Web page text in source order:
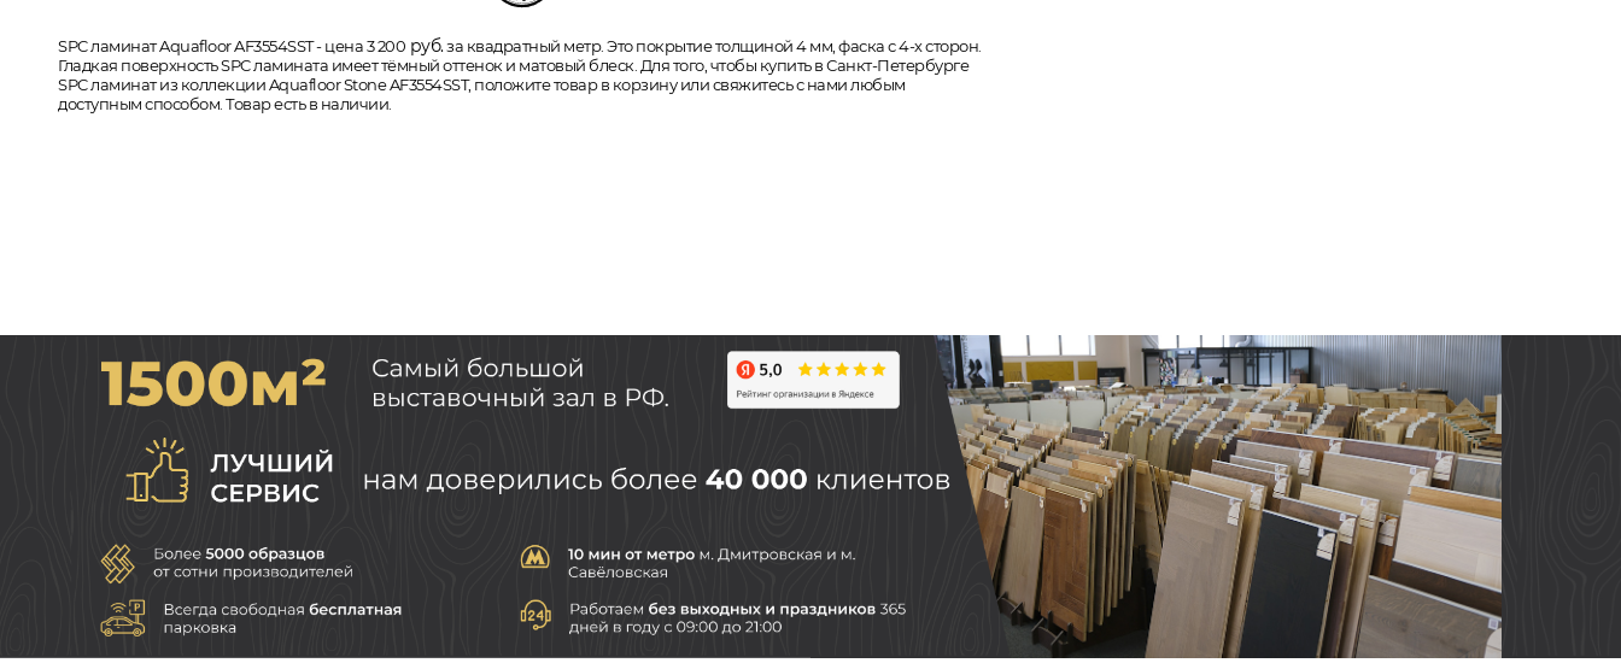
SPC ламинат Aquafloor AF3554SST - цена 3 200 руб.за квадратный метр. Это покрытие толщиной 4 мм, фаска с 4-х сторон.
Гладкая поверхность SPC ламината имеет тёмный оттенок и матовый блеск. Для того, чтобы купить в Санкт-Петербурге
SPC ламинат из коллекции Aquafloor Stone AF3554SST, положите товар в корзину или свяжитесь с нами любым
доступным способом. Товар есть в наличии.